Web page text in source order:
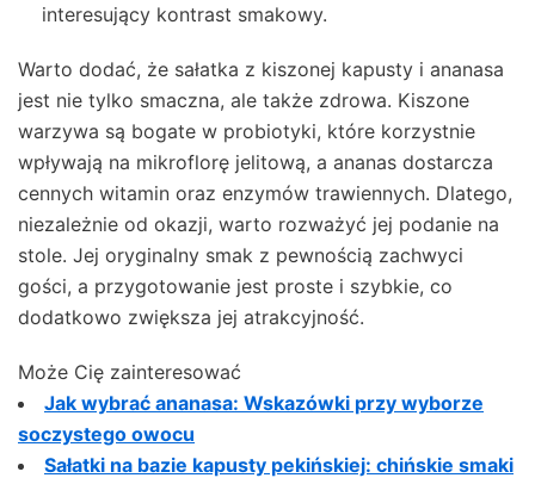
interesujący kontrast smakowy.
Warto dodać, że sałatka z kiszonej kapusty i ananasa
jest nie tylko smaczna, ale także zdrowa. Kiszone
warzywa są bogate w probiotyki, które korzystnie
wpływają na mikroflorę jelitową, a ananas dostarcza
cennych witamin oraz enzymów trawiennych. Dlatego,
niezależnie od okazji, warto rozważyć jej podanie na
stole. Jej oryginalny smak z pewnością zachwyci
gości, a przygotowanie jest proste i szybkie, co
dodatkowo zwiększa jej atrakcyjność.
Może Cię zainteresować
Jak wybrać ananasa: Wskazówki przy wyborze
soczystego owocu
Sałatki na bazie kapusty pekińskiej: chińskie smaki